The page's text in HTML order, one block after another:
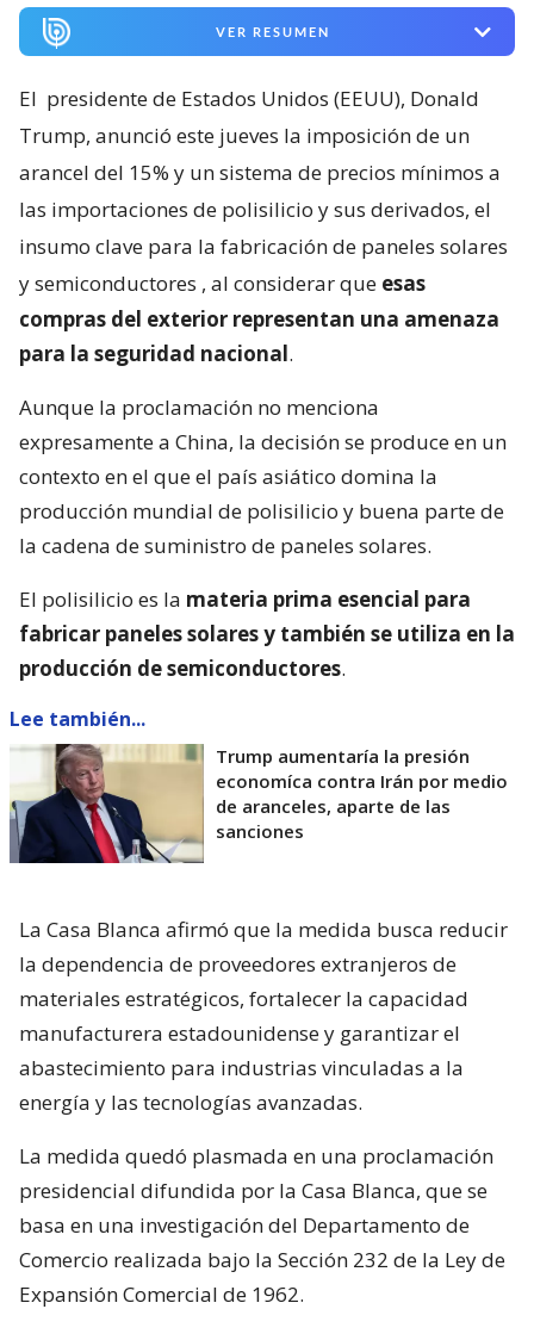
VER RESUMEN
El presidente de Estados Unidos (EEUU), Donald
Trump, anunció este jueves la imposición de un
arancel del 15% y un sistema de precios mínimos a
las importaciones de polisilicio y sus derivados, el
insumo clave para la fabricación de paneles solares
y semiconductores , al considerar que esas
compras del exterior representan una amenaza
para la seguridad nacional.
Aunque la proclamación no menciona
expresamente a China, la decisión se produce en un
contexto en el que el país asiático domina la
producción mundial de polisilicio y buena parte de
la cadena de suministro de paneles solares.
El polisilicio es la materia prima esencial para
fabricar paneles solares y también se utiliza en la
producción de semiconductores.
Lee también...
Trump aumentaría la presión
economíca contra Irán por medio
de aranceles, aparte de las
sanciones
La Casa Blanca afirmó que la medida busca reducir
la dependencia de proveedores extranjeros de
materiales estratégicos, fortalecer la capacidad
manufacturera estadounidense y garantizar el
abastecimiento para industrias vinculadas a la
energía y las tecnologías avanzadas.
La medida quedó plasmada en una proclamación
presidencial difundida por la Casa Blanca, que se
basa en una investigación del Departamento de
Comercio realizada bajo la Sección 232 de la Ley de
Expansión Comercial de 1962.